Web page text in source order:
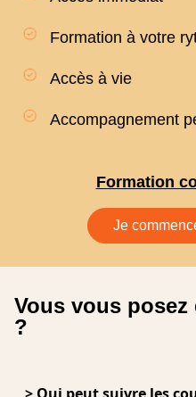
Formation à votre
Accès à vie
Accompagnement
Formation
Je
Vous vous posez
?